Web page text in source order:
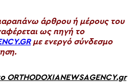
άρθρου ή μέρους του
ως πηγή το
με ενεργό σύνδεσμο
ORTHODOXIANEWSAGENCY.gr